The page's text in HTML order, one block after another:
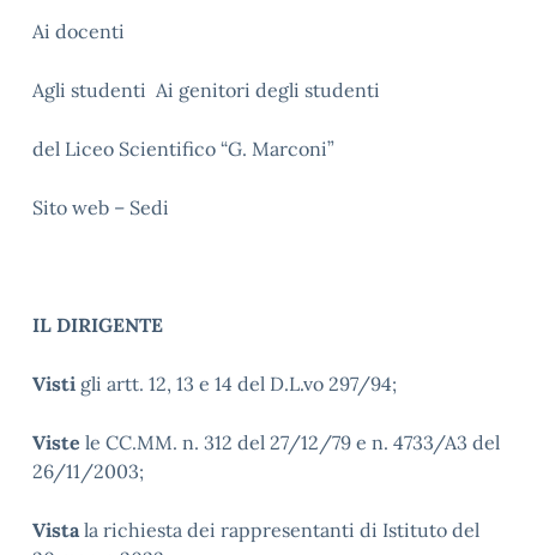
Ai docenti
Agli studenti Ai genitori degli studenti
del Liceo Scientifico “G. Marconi”
Sito web – Sedi
IL DIRIGENTE
Visti gli artt. 12, 13 e 14 del D.L.vo 297/94;
Viste le CC.MM. n. 312 del 27/12/79 e n. 4733/A3 del
26/11/2003;
Vistala richiesta dei rappresentanti di Istituto del